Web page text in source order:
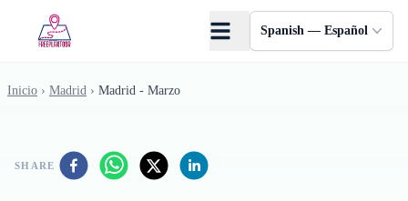
Spanish — Español
Inicio › Madrid › Madrid - Marzo
SHARE